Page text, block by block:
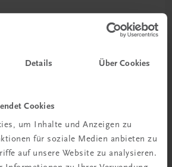
Details Über Cookies
Cookies
um Inhalte und Anzeigen zu
für soziale Medien anbieten zu
auf unsere Website zu analysieren.